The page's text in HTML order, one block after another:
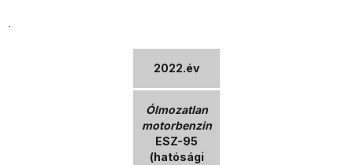
2022.év
Ólmozatlan
motorbenzin
ESZ-95
(hatósági